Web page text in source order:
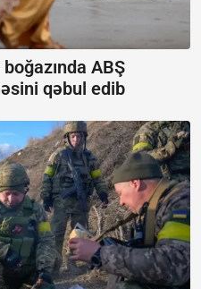
ABŞ
qəbul edib